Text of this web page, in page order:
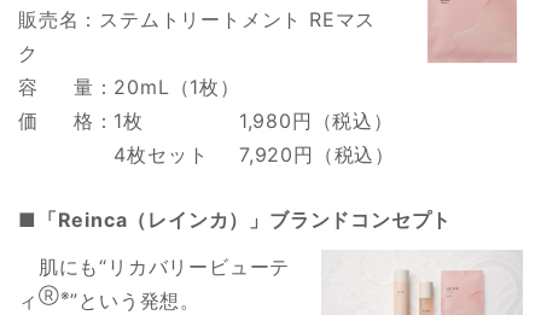
販売名：ステムトリートメント REマス
ク
容 量：20mL（1枚）
価 格：1枚 1,980円（税込）
4枚セット
7,920円（税込）
■「Reinca（レインカ）」ブランドコンセプト
肌にも“リカバリービューテ
ィ Ⓡ※”という発想。